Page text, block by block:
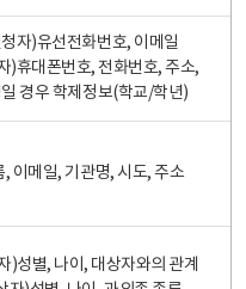
자)유선전화번호, 이메일
)휴대폰번호, 전화번호, 주소,
경우 학제정보(학교/학년)
, 이메일, 기관명, 시도, 주소
)성별, 나이, 대상자와의 관계